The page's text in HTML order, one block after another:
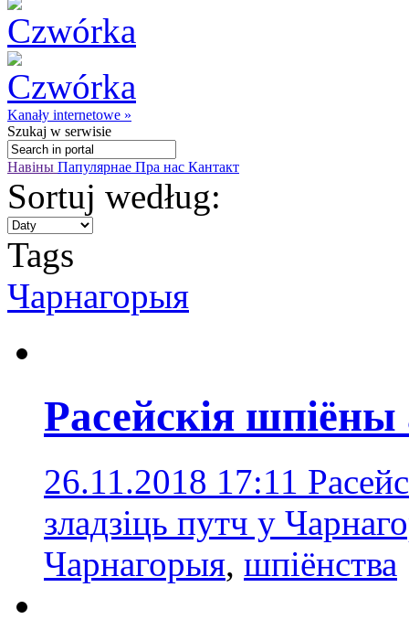
Kanały internetowe »
Szukaj w serwisie
Навіны Папулярнае Пра нас Кантакт
Sortuj według:
Tags
Чарнагорыя
Расейскія
26.11.2018 17:11
зладзіць путч у
Чарнагорыя, шпіёнства